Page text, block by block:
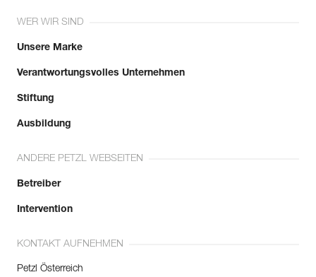
WER WIR SIND
Unsere Marke
Verantwortungsvolles Unternehmen
Stiftung
Ausbildung
ANDERE PETZL WEBSEITEN
Betreiber
Intervention
KONTAKT AUFNEHMEN
Petzl Österreich